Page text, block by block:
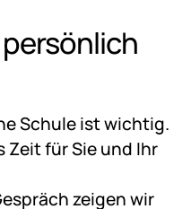
Schule ist wichtig.
Zeit für Sie und Ihr
zeigen wir